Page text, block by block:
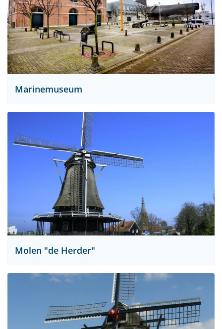
Marinemuseum
Molen "de Herder"